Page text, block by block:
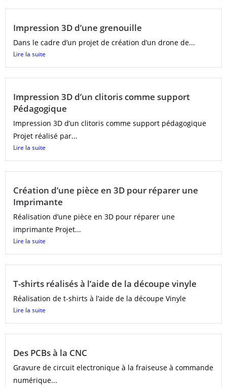
Impression 3D d’une grenouille
Dans le cadre d’un projet de création d’un drone de...
Lire la suite
Impression 3D d’un clitoris comme support
Pédagogique
Impression 3D d’un clitoris comme support pédagogique
Projet réalisé par...
Lire la suite
Création d’une pièce en 3D pour réparer une
Imprimante
Réalisation d’une pièce en 3D pour réparer une
imprimante Projet...
Lire la suite
T-shirts réalisés à l’aide de la découpe vinyle
Réalisation de t-shirts à l’aide de la découpe Vinyle
Lire la suite
Des PCBs à la CNC
Gravure de circuit electronique à la fraiseuse à commande
numérique...